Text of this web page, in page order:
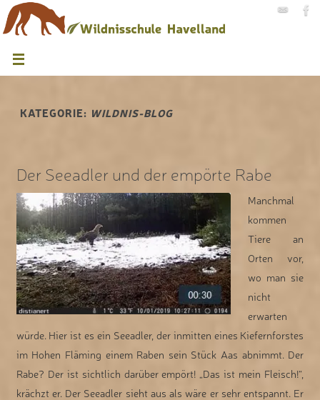
KATEGORIE: WILDNIS-BLOG
Der Seeadler und der empörte Rabe
Manchmal
kommen
Tiere an
Orten vor,
wo man sie
nicht
erwarten
würde. Hier ist es ein Seeadler, der inmitten eines Kiefernforstes
im Hohen Fläming einem Raben sein Stück Aas abnimmt. Der
Rabe? Der ist sichtlich darüber empört! „Das ist mein Fleisch!“,
krächzt er. Der Seeadler sieht aus als wäre er sehr entspannt. Er